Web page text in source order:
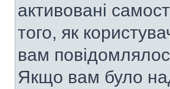
активовані
того, як
вам
Якщо вам було